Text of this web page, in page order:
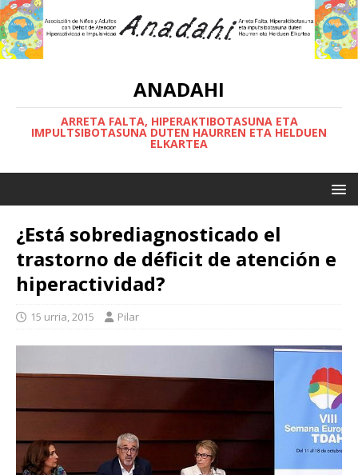
ANADAHI
ARRETA FALTA, HIPERAKTIBOTASUNA ETA
IMPULTSIBOTASUNA DUTEN HAURREN ETA HELDUEN
ELKARTEA
¿Está sobrediagnosticado el
trastorno de déficit de atención e
hiperactividad?
15 urria, 2015 Pilar